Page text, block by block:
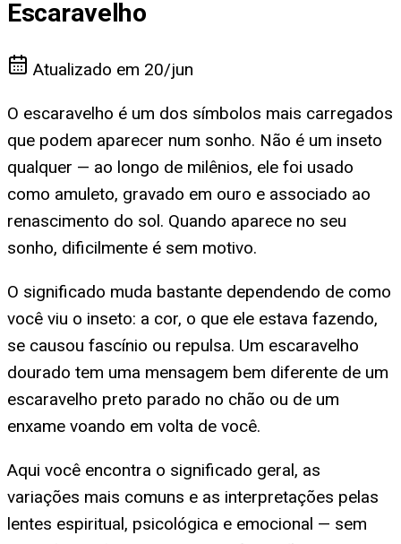
Escaravelho
Atualizado em 20/jun
O escaravelho é um dos símbolos mais carregados
que podem aparecer num sonho. Não é um inseto
qualquer — ao longo de milênios, ele foi usado
como amuleto, gravado em ouro e associado ao
renascimento do sol. Quando aparece no seu
sonho, dificilmente é sem motivo.
O significado muda bastante dependendo de como
você viu o inseto: a cor, o que ele estava fazendo,
se causou fascínio ou repulsa. Um escaravelho
dourado tem uma mensagem bem diferente de um
escaravelho preto parado no chão ou de um
enxame voando em volta de você.
Aqui você encontra o significado geral, as
variações mais comuns e as interpretações pelas
lentes espiritual, psicológica e emocional — sem